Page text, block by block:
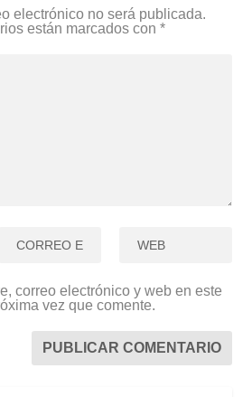
electrónico no será publicada.
están marcados con*
correo electrónico y web en este
vez que comente.